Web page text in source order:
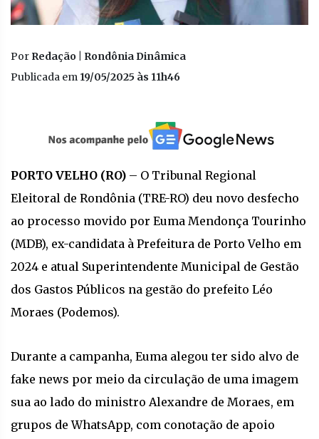
Por Redação | Rondônia Dinâmica
Publicada em 19/05/2025 às 11h46
PORTO VELHO (RO) – O Tribunal Regional
Eleitoral de Rondônia (TRE-RO) deu novo desfecho
ao processo movido por Euma Mendonça Tourinho
(MDB), ex-candidata à Prefeitura de Porto Velho em
2024 e atual Superintendente Municipal de Gestão
dos Gastos Públicos na gestão do prefeito Léo
Moraes (Podemos).
Durante a campanha, Euma alegou ter sido alvo de
fake news por meio da circulação de uma imagem
sua ao lado do ministro Alexandre de Moraes, em
grupos de WhatsApp, com conotação de apoio